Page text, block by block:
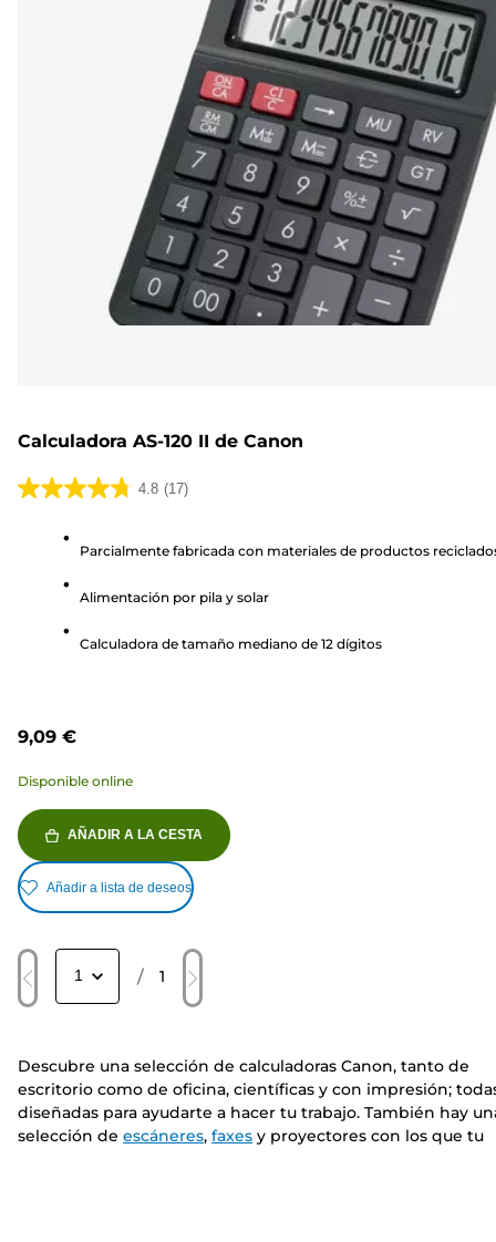
Calculadora AS-120 II de Canon
4.8 (17)
4.8
estrellas.
reseñas
Parcialmente fabricada con materiales de productos
Alimentación por pila y solar
Calculadora de tamaño mediano de 12 dígitos
9,09 €
Disponible online
AÑADIR A LA CESTA
Añadir a lista de deseos
/ 1
Descubre una selección de calculadoras Canon, tanto de
escritorio como de oficina, científicas y con impresión;
diseñadas para ayudarte a hacer tu trabajo. También hay
selección de escáneres, faxes y proyectores con los que tu